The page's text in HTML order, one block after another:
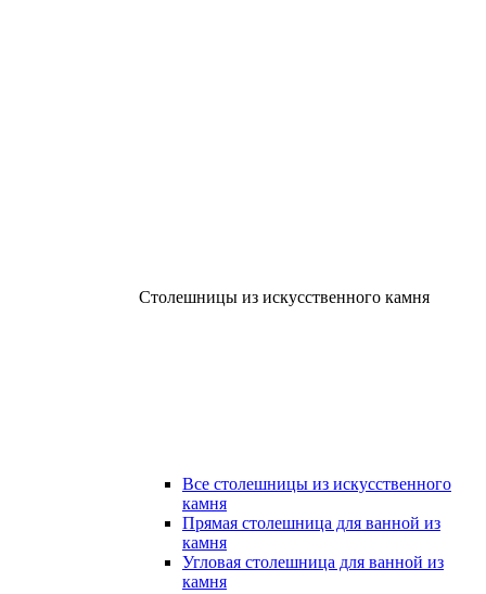
Столешницы из искусственного камня
Все столешницы из искусственного
камня
Прямая столешница для ванной из
камня
Угловая столешница для ванной из
камня